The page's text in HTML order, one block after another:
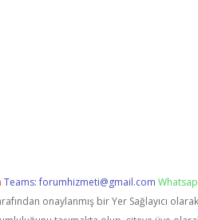
Teams:forumhizmeti@gmail.com
onaylanmış bir Yer Sağlayıcı